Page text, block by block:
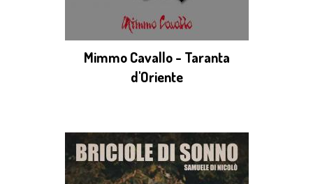
Mimmo Cavallo - Taranta
d'Oriente